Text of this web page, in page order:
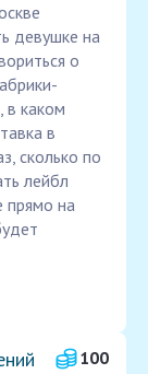
девушке на
о
в каком
в
сколько по
лейбл
прямо на
100